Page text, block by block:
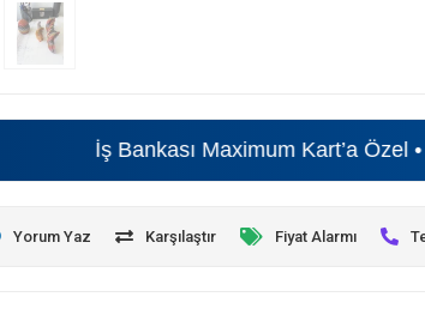
İş Bankası Maximum Kart’a Özel • Beyaz
Yorum Yaz Karşılaştır Fiyat Alarmı